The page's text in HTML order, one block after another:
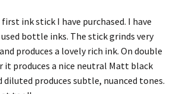
ink stick I have purchased. I have
bottle inks. The stick grinds very
produces a lovely rich ink. On double
it produces a nice neutral Matt black
diluted produces subtle, nuanced tones.